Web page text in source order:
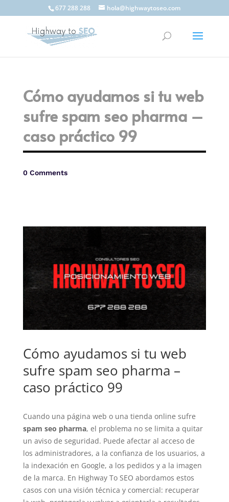
677 288 288 hola@highwaytoseo.com
Cómo ayudamos si tu web
sufre spam seo pharma –
caso práctico 99
0 Comments
Cómo ayudamos si tu web
sufre spam seo pharma –
caso práctico 99
Cuando una página web o una tienda online sufre
spam seo pharma, el problema no se limita a quitar
un aviso de seguridad. Puede afectar al acceso de
los administradores, a la confianza de los usuarios, a
la indexación en Google, a los pedidos y a la imagen
de la marca. En Highway To SEO abordamos estos
casos con una visión técnica y comercial: recuperar